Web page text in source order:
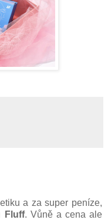
a za super peníze,
Fluff. Vůně a cena ale